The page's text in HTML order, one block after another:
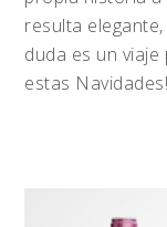
resulta
duda es un
estas Navidades!